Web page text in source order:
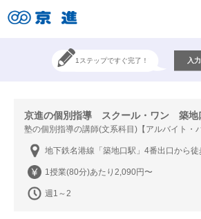
1ステップですぐ完了！ 入力
京進の個別指導 スクール・ワン 築地
塾の個別指導の講師(文系科目)【アルバイト・
地下鉄名港線「築地口駅」4番出口から徒
1授業(80分)あたり2,090円〜
週1～2